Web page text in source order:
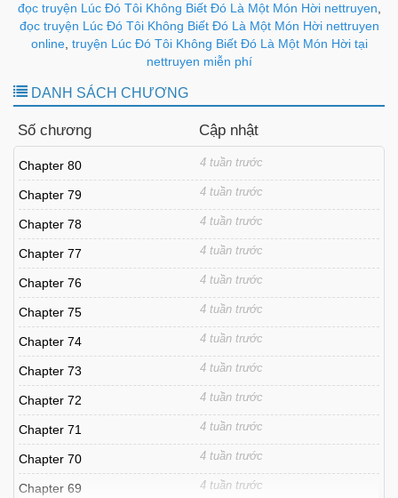
đọc truyện Lúc Đó Tôi Không Biết Đó Là Một Món Hời nettruyen
đọc truyện Lúc Đó Tôi Không Biết Đó Là Một Món Hời nettruyen
online, truyện Lúc Đó Tôi Không Biết Đó Là Một Món Hời tại
nettruyen miễn phí
DANH SÁCH CHƯƠNG
Số chương Cập nhật
Chapter 80 4 tuần trước
Chapter 79 4 tuần trước
Chapter 78 4 tuần trước
Chapter 77 4 tuần trước
Chapter 76 4 tuần trước
Chapter 75 4 tuần trước
Chapter 74 4 tuần trước
Chapter 73 4 tuần trước
Chapter 72 4 tuần trước
Chapter 71 4 tuần trước
Chapter 70 4 tuần trước
Chapter 69 4 tuần trước